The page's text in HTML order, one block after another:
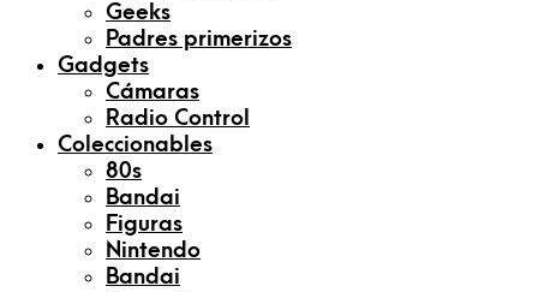
Geeks
Padres primerizos
Gadgets
Cámaras
Radio Control
Coleccionables
80s
Bandai
Figuras
Nintendo
Bandai